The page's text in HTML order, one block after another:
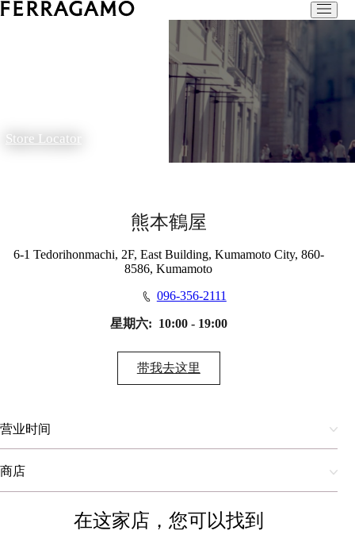
Store Locator
熊本鶴屋
6-1 Tedorihonmachi, 2F, East Building, Kumamoto City, 860-
8586, Kumamoto
096-356-2111
星期六: 10:00 - 19:00
带我去这里
营业时间
商店
在这家店，您可以找到